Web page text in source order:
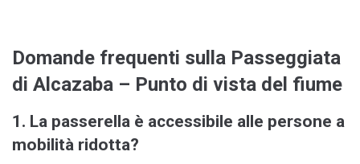
Domande frequenti sulla Passeggiata
di Alcazaba – Punto di vista del fiume
1. La passerella è accessibile alle persone a
mobilità ridotta?